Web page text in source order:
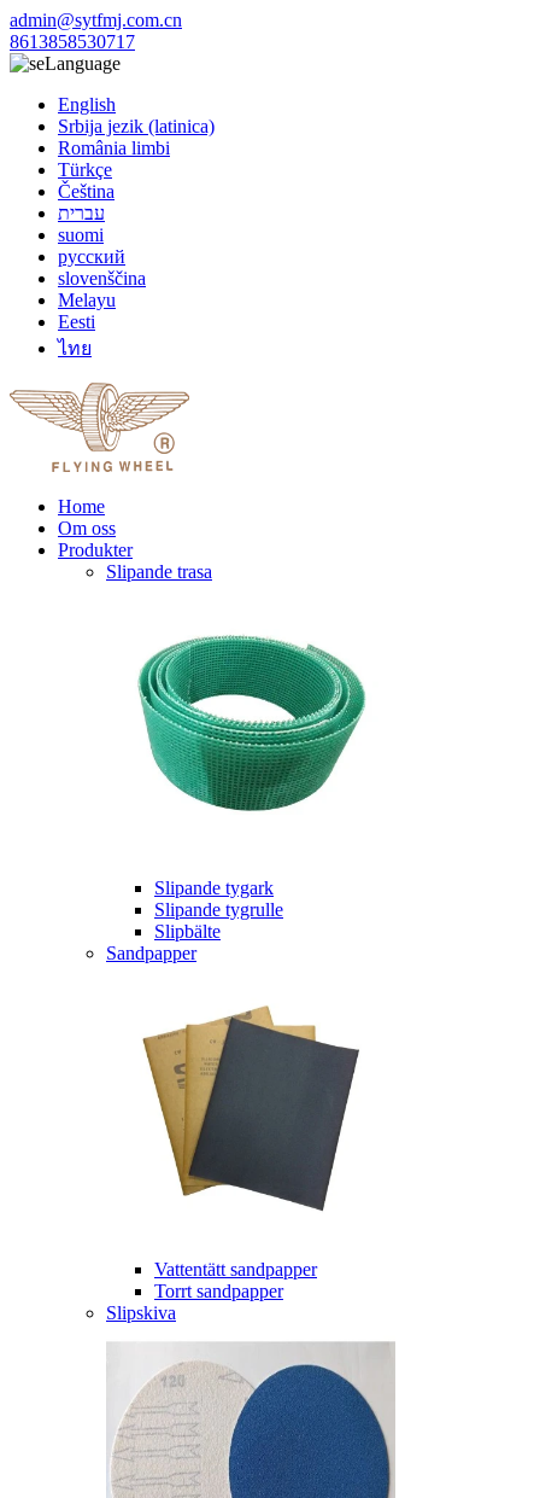
admin@sytfmj.com.cn
8613858530717
Language
English
Srbija jezik (latinica)
România limbi
Türkçe
Čeština
עברית
suomi
русский
slovenščina
Melayu
Eesti
ไทย
Home
Om oss
Produkter
Slipande trasa
Slipande tygark
Slipande tygrulle
Slipbälte
Sandpapper
Vattentätt sandpapper
Torrt sandpapper
Slipskiva